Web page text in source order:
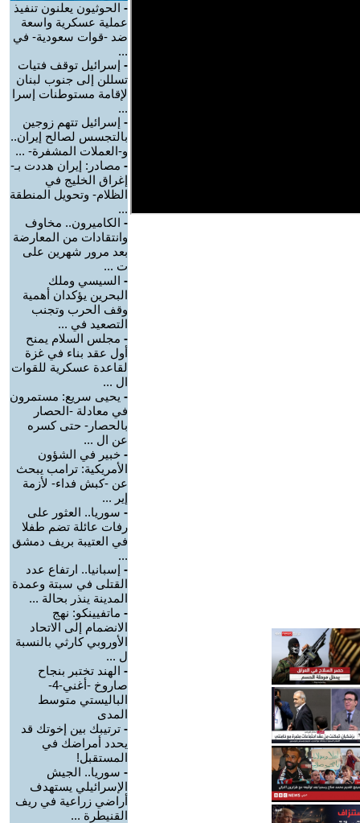
- الحوثيون يعلنون تنفيذ
عملية عسكرية واسعة
ضد -قوات سعودية- في
...
- إسرائيل توقف فتيات
تسللن إلى جنوب لبنان
لإقامة مستوطنات إسرا
...
- إسرائيل تتهم زوجين
بالتجسس لصالح إيران..
و-العملات المشفرة- ...
- مصادر: إيران هددت بـ-
إغراق الخليج في
الظلام- وتحويل المنطقة
...
- الكاميرون.. مخاوف
وانتقادات من المعارضة
بعد مرور شهرين على
ت ...
- السيسي وملك
البحرين يؤكدان أهمية
وقف الحرب وتجنب
التصعيد في ...
- مجلس السلام يمنح
أول عقد بناء في غزة
لقاعدة عسكرية للقوات
ال ...
- يحيى سريع: مستمرون
في معادلة -الحصار
بالحصار- حتى كسره
عن ال ...
- خبير في الشؤون
الأمريكية: ترامب يبحث
عن -كبش فداء- لأزمة
إير ...
- سوريا.. العثور على
رفات عائلة تضم طفلا
في العتيبة بريف دمشق
...
- إسبانيا.. ارتفاع عدد
القتلى في سبتة وعمدة
المدينة ينذر بحالة ...
- ماتفيينكو: نهج
الانضمام إلى الاتحاد
الأوروبي كارثي بالنسبة
ل ...
- الهند تختبر بنجاح
صاروخ -أغني-4-
الباليستي متوسط
المدى
- ترتيبك بين إخوتك قد
يحدد أمراضك في
المستقبل!
- سوريا.. الجيش
الإسرائيلي يستهدف
أراضي زراعية في ريف
القنيطرة ...